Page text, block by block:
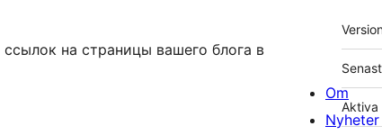
на страницы вашего блога в
Meta
Aktiva
Om
Nyheter